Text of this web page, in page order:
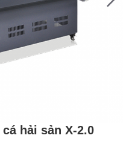
hải sản X-2.0